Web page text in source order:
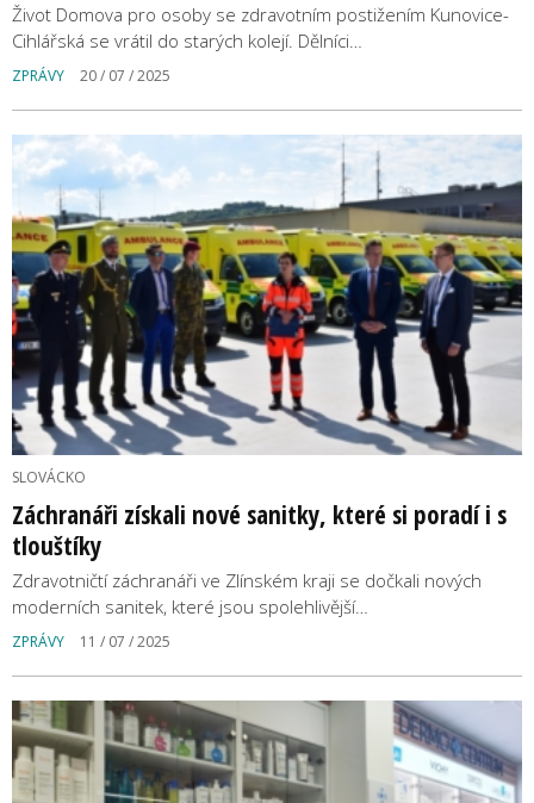
Život Domova pro osoby se zdravotním postižením Kunovice-
Cihlářská se vrátil do starých kolejí. Dělníci…
ZPRÁVY 20 / 07 / 2025
SLOVÁCKO
Záchranáři získali nové sanitky, které si poradí i s
tlouštíky
Zdravotničtí záchranáři ve Zlínském kraji se dočkali nových
moderních sanitek, které jsou spolehlivější…
ZPRÁVY 11 / 07 / 2025